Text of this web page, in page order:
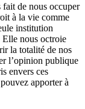
de nous occuper
à la vie comme
institution
Elle nous octroie
la totalité de nos
l’opinion publique
envers ces
apporter à